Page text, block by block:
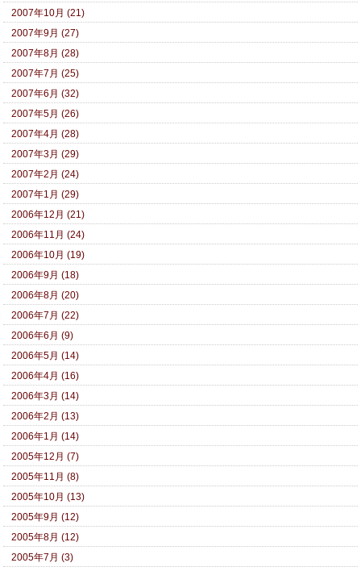
2007年10月 (21)
2007年9月 (27)
2007年8月 (28)
2007年7月 (25)
2007年6月 (32)
2007年5月 (26)
2007年4月 (28)
2007年3月 (29)
2007年2月 (24)
2007年1月 (29)
2006年12月 (21)
2006年11月 (24)
2006年10月 (19)
2006年9月 (18)
2006年8月 (20)
2006年7月 (22)
2006年6月 (9)
2006年5月 (14)
2006年4月 (16)
2006年3月 (14)
2006年2月 (13)
2006年1月 (14)
2005年12月 (7)
2005年11月 (8)
2005年10月 (13)
2005年9月 (12)
2005年8月 (12)
2005年7月 (3)